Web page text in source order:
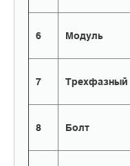
6 Модуль
7
8 Болт